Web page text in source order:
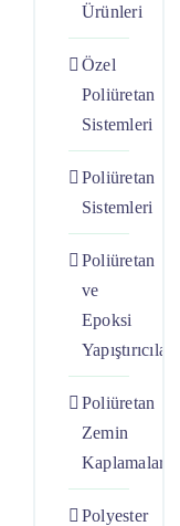
Ürünleri
Özel
Poliüretan
Sistemleri
Poliüretan
Sistemleri
Poliüretan
ve
Epoksi
Yapıştırıcılar
Poliüretan
Zemin
Kaplamaları
Polyester